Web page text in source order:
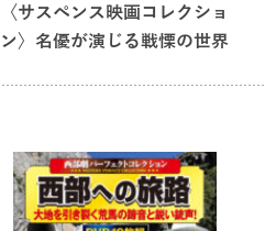
〈サスペンス映画コレクショ
ン〉名優が演じる戦慄の世界